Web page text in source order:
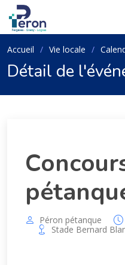
Accueil Vie locale
Détail de
Péron pétanque
Stade Bernard